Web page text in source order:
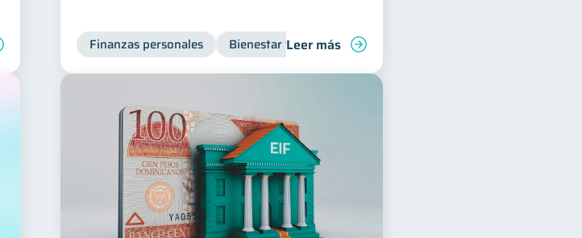
Finanzas personalesFinanzas personales Bienestar financiero
Leer más